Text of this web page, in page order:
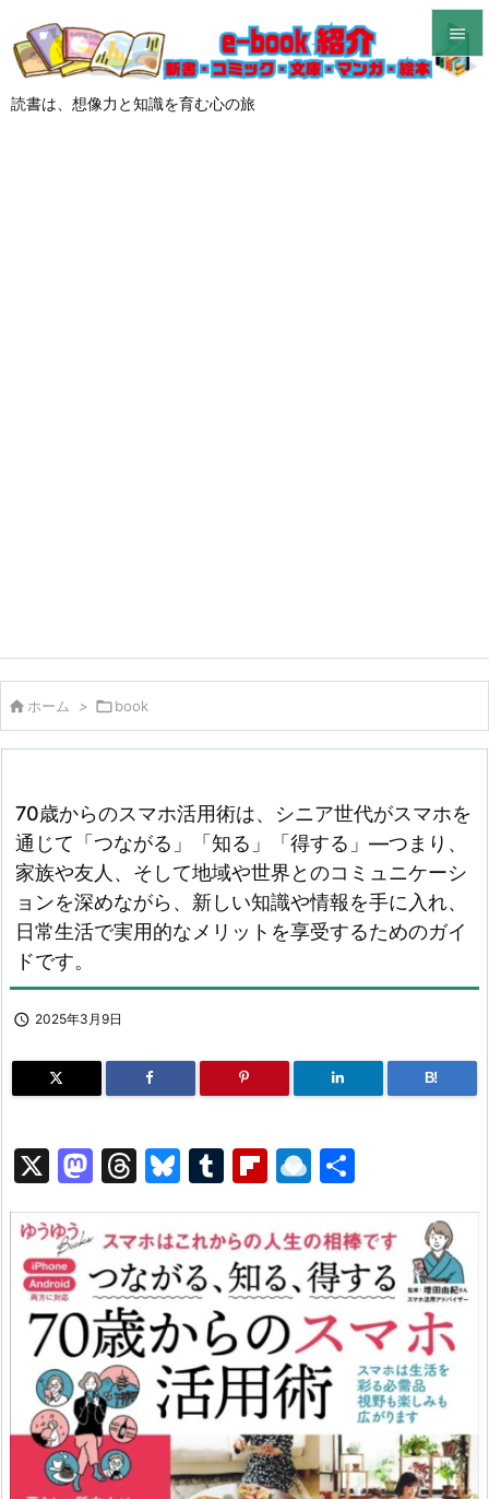
読書は、想像力と知識を育む心の旅


ホーム > book
70歳からのスマホ活用術は、シニア世代がスマホを
通じて「つながる」「知る」「得する」―つまり、
家族や友人、そして地域や世界とのコミュニケーシ
ョンを深めながら、新しい知識や情報を手に入れ、
日常生活で実用的なメリットを享受するためのガイ
ドです。
 2025年3月9日
B!
X
M
a
st
o
d
o
n
T
hr
e
a
d
s
Bl
u
e
s
k
y
T
u
m
bl
r
Fl
ip
b
o
ar
d
R
ai
n
dr
o
p.
io
有